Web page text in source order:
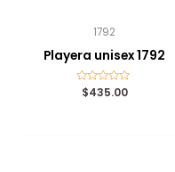
1792
Playera unisex 1792
Valorado
con$435.00